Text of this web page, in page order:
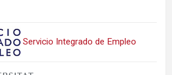
Servicio Integrado de Empleo